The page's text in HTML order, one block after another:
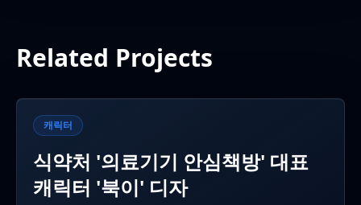
Related Projects
캐릭터
식약처 '의료기기 안심책방' 대표
캐릭터 '북이' 디자